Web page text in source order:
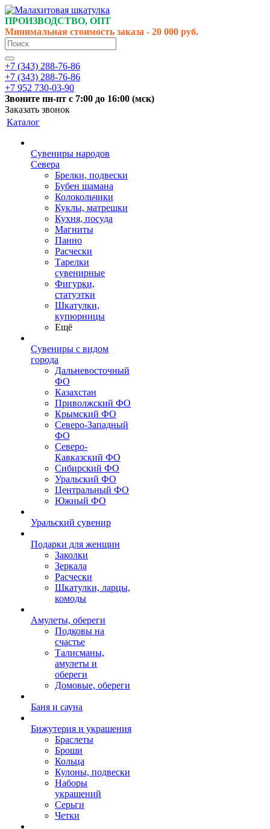
ПРОИЗВОДСТВО, ОПТ
Минимальная стоимость заказа - 20 000 руб.
+7 (343) 288-76-86
+7 (343) 288-76-86
+7 952 730-03-90
Звоните пн-пт с 7:00 до 16:00 (мск)
Заказать звонок
Каталог
Сувениры народов
Севера
Брелки, подвески
Бубен шамана
Колокольчики
Куклы, матрешки
Кухня, посуда
Магниты
Панно
Расчески
Тарелки
сувенирные
Фигурки,
статуэтки
Шкатулки,
купюрницы
Ещё
Сувениры с видом
города
Дальневосточный
ФО
Казахстан
Приволжский ФО
Крымский ФО
Северо-Западный
ФО
Северо-
Кавказский ФО
Сибирский ФО
Уральский ФО
Центральный ФО
Южный ФО
Уральский сувенир
Подарки для женщин
Заколки
Зеркала
Расчески
Шкатулки, ларцы,
комоды
Амулеты, обереги
Подковы на
счастье
Талисманы,
амулеты и
обереги
Домовые, обереги
Баня и сауна
Бижутерия и украшения
Браслеты
Броши
Кольца
Кулоны, подвески
Наборы
украшений
Серьги
Четки